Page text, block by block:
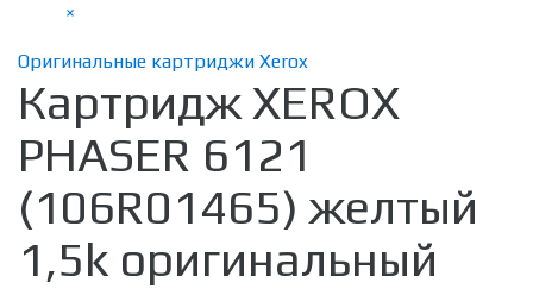
×
Оригинальные картриджи Xerox
Картридж XEROX
PHASER 6121
(106R01465) желтый
1,5k оригинальный